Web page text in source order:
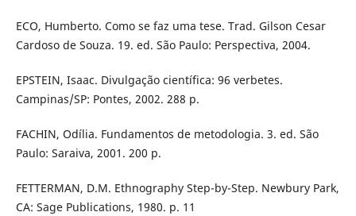
ECO, Humberto. Como se faz uma tese. Trad. Gilson Cesar
Cardoso de Souza. 19. ed. São Paulo: Perspectiva, 2004.
EPSTEIN, Isaac. Divulgação científica: 96 verbetes.
Campinas/SP: Pontes, 2002. 288 p.
FACHIN, Odília. Fundamentos de metodologia. 3. ed. São
Paulo: Saraiva, 2001. 200 p.
FETTERMAN, D.M. Ethnography Step-by-Step. Newbury Park,
CA: Sage Publications, 1980. p. 11